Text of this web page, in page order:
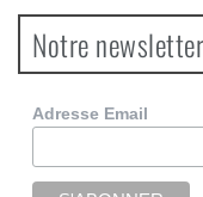
Notre
Adresse Email